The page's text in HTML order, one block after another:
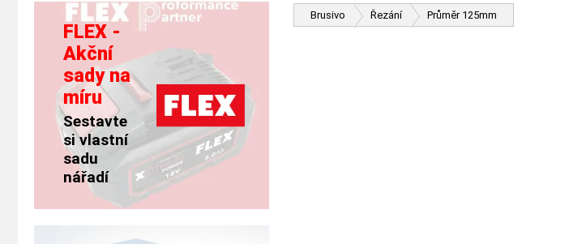
Brusivo Řezání Průměr 125mm
FLEX -
Akční
sady na
míru
Sestavte
si vlastní
sadu
nářadí